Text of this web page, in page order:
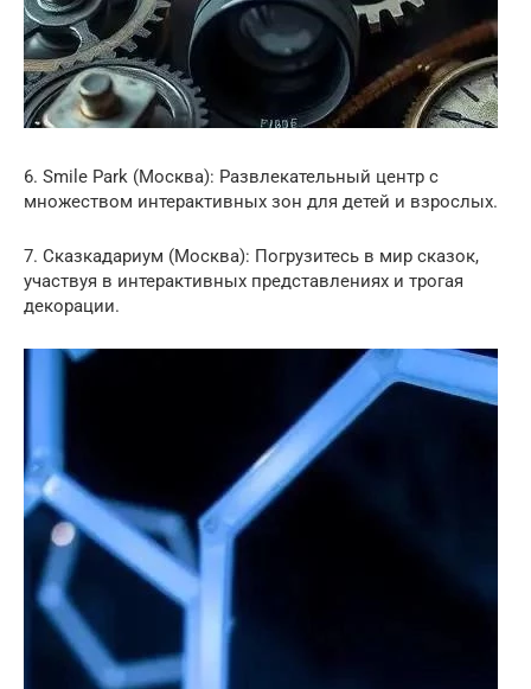
6. Smile Park (Москва): Развлекательный центр с
множеством интерактивных зон для детей и взрослых.
7. Сказкадариум (Москва): Погрузитесь в мир сказок,
участвуя в интерактивных представлениях и трогая
декорации.